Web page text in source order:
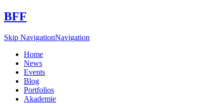
BFF
Skip NavigationNavigation
Home
News
Events
Blog
Portfolios
Akademie